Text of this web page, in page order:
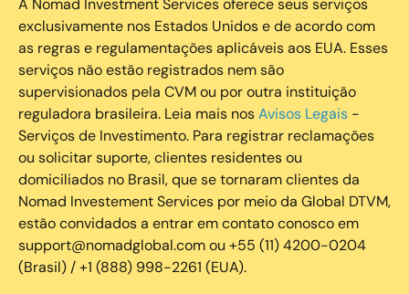
A Nomad Investment Services oferece seus serviços
exclusivamente nos Estados Unidos e de acordo com
as regras e regulamentações aplicáveis aos EUA. Esses
serviços não estão registrados nem são
supervisionados pela CVM ou por outra instituição
reguladora brasileira. Leia mais nosAvisos Legais -
Serviços de Investimento. Para registrar reclamações
ou solicitar suporte, clientes residentes ou
domiciliados no Brasil, que se tornaram clientes da
Nomad Investement Services por meio da Global DTVM,
estão convidados a entrar em contato conosco em
support@nomadglobal.com ou +55 (11) 4200-0204
(Brasil) / +1 (888) 998-2261 (EUA).